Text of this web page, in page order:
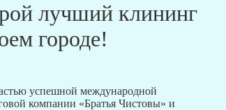
лучший клининг
городе!
успешной международной
компании «Братья Чистовы» и
Kiehl:
пылесос фирмы Soteco, а также